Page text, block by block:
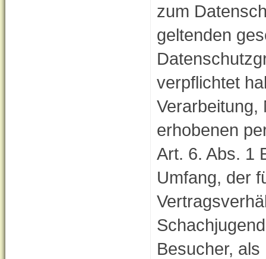
zum
geltenden
verpflichtet
Verarbeitung,
erhobenen
Art. 6. Abs. 1
Umfang, der
Besucher,